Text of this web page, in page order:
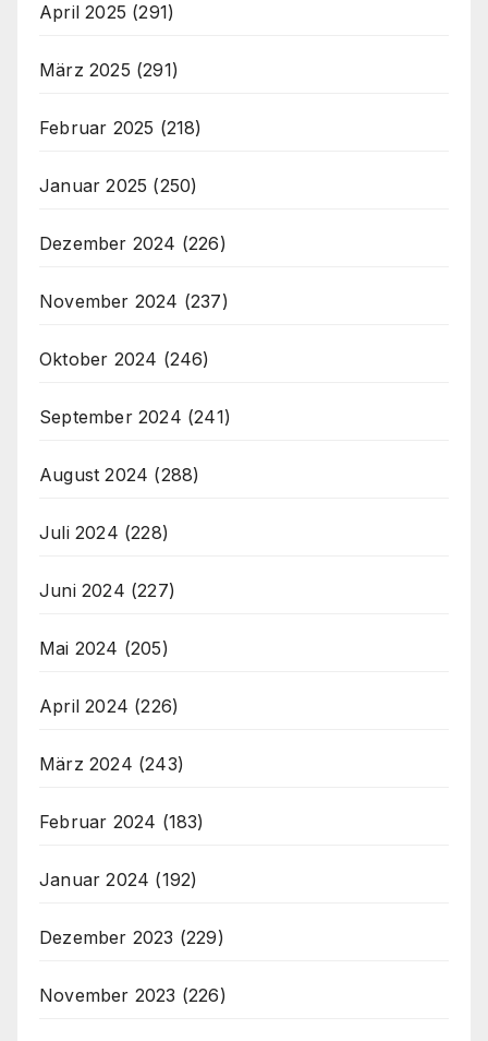
April 2025 (291)
März 2025 (291)
Februar 2025 (218)
Januar 2025 (250)
Dezember 2024 (226)
November 2024 (237)
Oktober 2024 (246)
September 2024 (241)
August 2024 (288)
Juli 2024 (228)
Juni 2024 (227)
Mai 2024 (205)
April 2024 (226)
März 2024 (243)
Februar 2024 (183)
Januar 2024 (192)
Dezember 2023 (229)
November 2023 (226)